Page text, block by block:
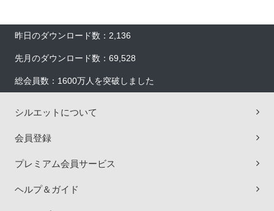
昨日のダウンロード数：2,136
先月のダウンロード数：69,528
総会員数：1600万人を突破しました
シルエットについて
会員登録
プレミアム会員サービス
ヘルプ＆ガイド